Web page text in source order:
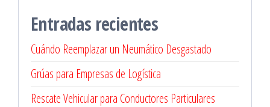
Entradas recientes
Cuándo Reemplazar un Neumático Desgastado
Grúas para Empresas de Logística
Rescate Vehicular para Conductores Particulares